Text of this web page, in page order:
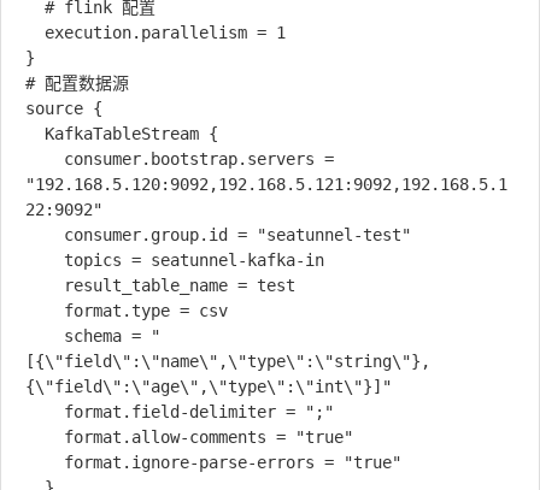
}
# 配置数据源
source {
"192.168.5.120:9092,192.168.5.121:9092,192.168.5.1
22:9092"
[{\"field\":\"name\",\"type\":\"string\"},
{\"field\":\"age\",\"type\":\"int\"}]"